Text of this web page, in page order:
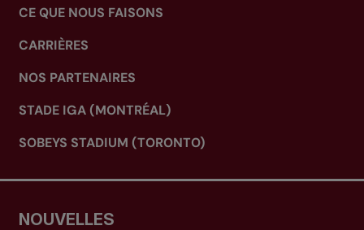
CE QUE NOUS FAISONS
CARRIÈRES
NOS PARTENAIRES
STADE IGA (MONTRÉAL)
SOBEYS STADIUM (TORONTO)
NOUVELLES